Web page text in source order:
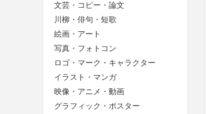
文芸・コピー・論文
川柳・俳句・短歌
絵画・アート
写真・フォトコン
ロゴ・マーク・キャラクター
イラスト・マンガ
映像・アニメ・動画
グラフィック・ポスター